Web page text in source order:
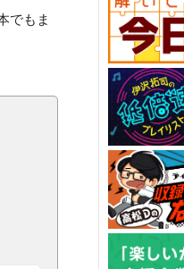
でもま